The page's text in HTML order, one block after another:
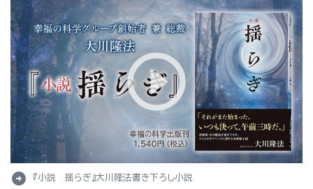
arrow_circle_right 『小説 揺らぎ』大川隆法書き下ろし小説